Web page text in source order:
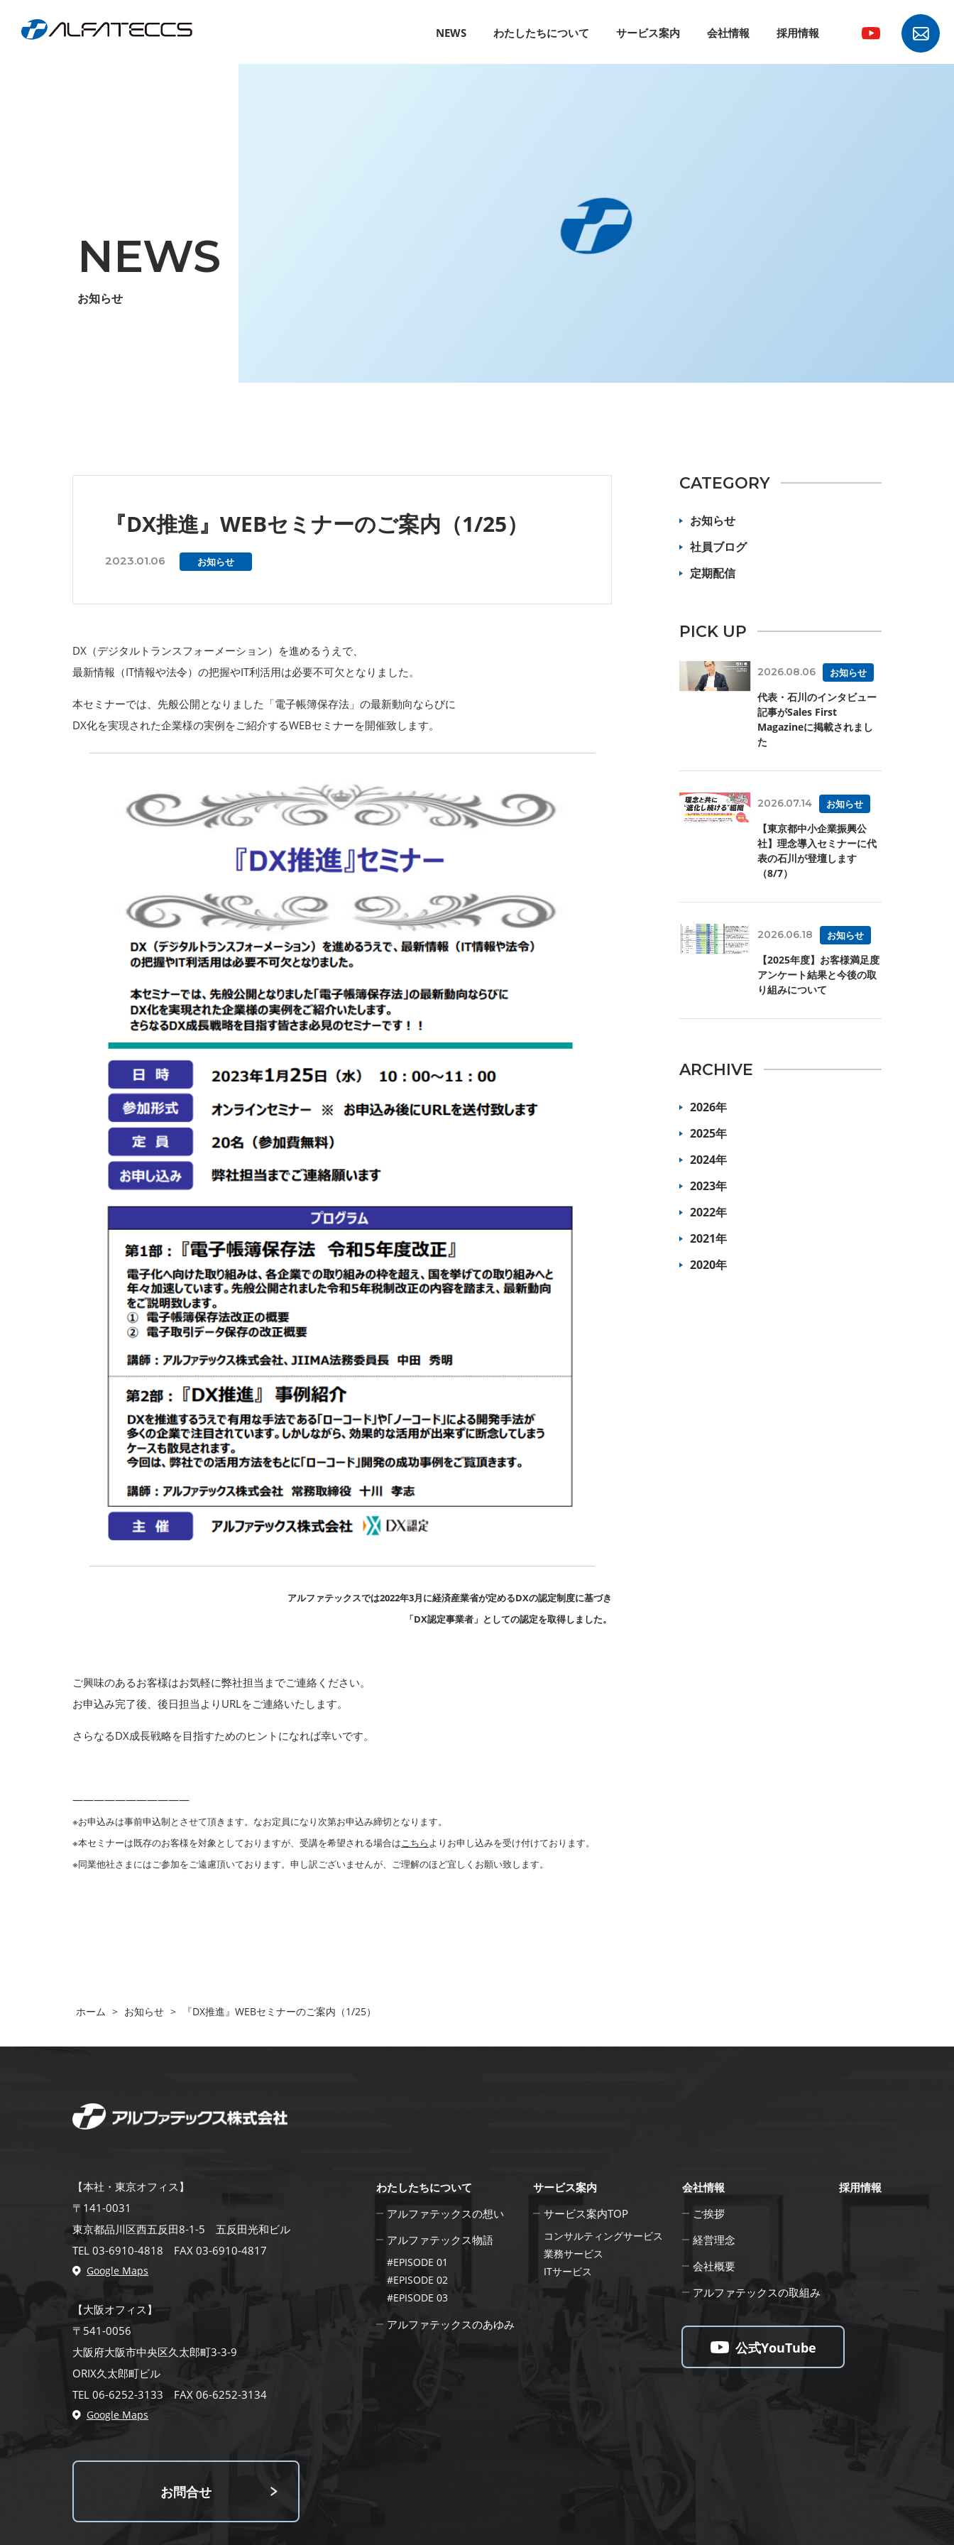
NEWS わたしたちについて サービス案内 会社情報 採用情報
NEWS
お知らせ
『DX推進』WEBセミナーのご案内（1/25）
2023.01.06 お知らせ
DX（デジタルトランスフォーメーション）を進めるうえで、
最新情報（IT情報や法令）の把握やIT利活用は必要不可欠となりました。
本セミナーでは、先般公開となりました「電子帳簿保存法」の最新動向ならびに
DX化を実現された企業様の実例をご紹介するWEBセミナーを開催致します。
アルファテックスでは2022年3月に経済産業省が定めるDXの認定制度に基づき
「DX認定事業者」としての認定を取得しました。
ご興味のあるお客様はお気軽に弊社担当までご連絡ください。
お申込み完了後、後日担当よりURLをご連絡いたします。
さらなるDX成長戦略を目指すためのヒントになれば幸いです。
———————————
※お申込みは事前申込制とさせて頂きます。なお定員になり次第お申込み締切となります。
※本セミナーは既存のお客様を対象としておりますが、受講を希望される場合はこちらよりお申し込みを受け付けております。
※同業他社さまにはご参加をご遠慮頂いております。申し訳ございませんが、ご理解のほど宜しくお願い致します。
CATEGORY
お知らせ
社員ブログ
定期配信
PICK UP
2026.08.06 お知らせ
代表・石川のインタビュー
記事がSales First
Magazineに掲載されまし
た
2026.07.14 お知らせ
【東京都中小企業振興公
社】理念導入セミナーに代
表の石川が登壇します
（8/7）
2026.06.18 お知らせ
【2025年度】お客様満足度
アンケート結果と今後の取
り組みについて
ARCHIVE
2026年
2025年
2024年
2023年
2022年
2021年
2020年
ホーム > お知らせ > 『DX推進』WEBセミナーのご案内（1/25）
【本社・東京オフィス】
〒141-0031
東京都品川区西五反田8-1-5 五反田光和ビル
TEL 03-6910-4818 FAX 03-6910-4817
Google Maps
【大阪オフィス】
〒541-0056
大阪府大阪市中央区久太郎町3-3-9
ORIX久太郎町ビル
TEL 06-6252-3133 FAX 06-6252-3134
Google Maps
わたしたちについて
アルファテックスの想い
アルファテックス物語
#EPISODE 01
#EPISODE 02
#EPISODE 03
アルファテックスのあゆみ
サービス案内
サービス案内TOP
コンサルティングサービス
業務サービス
ITサービス
会社情報
ご挨拶
経営理念
会社概要
アルファテックスの取組み
採用情報
公式YouTube
お問合せ